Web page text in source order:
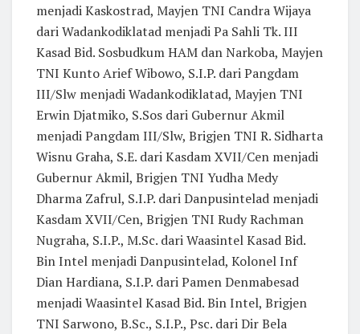
menjadi Kaskostrad, Mayjen TNI Candra Wijaya
dari Wadankodiklatad menjadi Pa Sahli Tk. III
Kasad Bid. Sosbudkum HAM dan Narkoba, Mayjen
TNI Kunto Arief Wibowo, S.I.P. dari Pangdam
III/Slw menjadi Wadankodiklatad, Mayjen TNI
Erwin Djatmiko, S.Sos dari Gubernur Akmil
menjadi Pangdam III/Slw, Brigjen TNI R. Sidharta
Wisnu Graha, S.E. dari Kasdam XVII/Cen menjadi
Gubernur Akmil, Brigjen TNI Yudha Medy
Dharma Zafrul, S.I.P. dari Danpusintelad menjadi
Kasdam XVII/Cen, Brigjen TNI Rudy Rachman
Nugraha, S.I.P., M.Sc. dari Waasintel Kasad Bid.
Bin Intel menjadi Danpusintelad, Kolonel Inf
Dian Hardiana, S.I.P. dari Pamen Denmabesad
menjadi Waasintel Kasad Bid. Bin Intel, Brigjen
TNI Sarwono, B.Sc., S.I.P., Psc. dari Dir Bela